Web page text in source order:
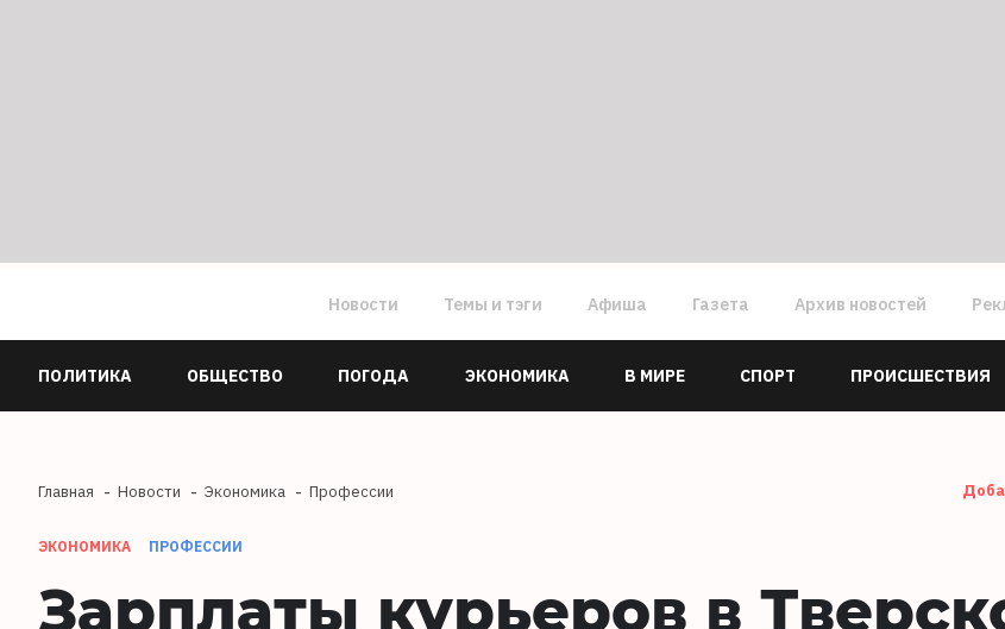
Новости Темы и тэги Афиша Газета Архив новостей
ПОЛИТИКА ОБЩЕСТВО ПОГОДА ЭКОНОМИКА В МИРЕ СПОРТ ПРОИСШЕСТВИЯ
Главная Новости Экономика Профессии
ЭКОНОМИКА ПРОФЕССИИ
Зарплаты курьеров в